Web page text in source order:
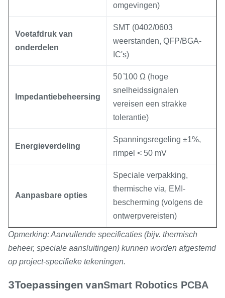
omgevingen)
Voetafdruk van
onderdelen
SMT (0402/0603
weerstanden, QFP/BGA-
IC's)
Impedantiebeheersing
50 ̊100 Ω (hoge
snelheidssignalen
vereisen een strakke
tolerantie)
Energieverdeling
Spanningsregeling ±1%,
rimpel < 50 mV
Aanpasbare opties
Speciale verpakking,
thermische via, EMI-
bescherming (volgens de
ontwerpvereisten)
Opmerking: Aanvullende specificaties (bijv. thermisch
beheer, speciale aansluitingen) kunnen worden afgestemd
op project-specifieke tekeningen.
3Toepassingen vanSmart Robotics PCBA